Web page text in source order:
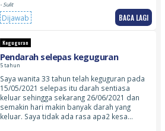
- Sulit
Dijawab BACA LAGI
Keguguran
Pendarah selepas keguguran
5 tahun
Saya wanita 33 tahun telah keguguran pada
15/05/2021 selepas itu darah sentiasa
keluar sehingga sekarang 26/06/2021 dan
semakin hari makin banyak darah yang
keluar. Saya tidak ada rasa apa2 kesa…